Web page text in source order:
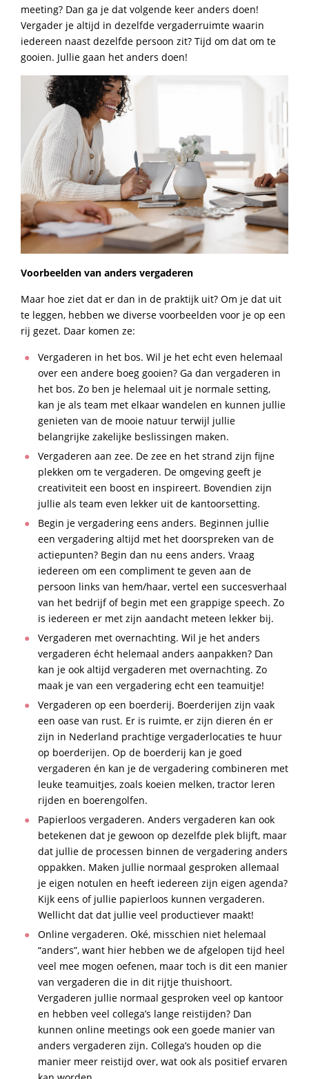
meeting? Dan ga je dat volgende keer anders doen!
Vergader je altijd in dezelfde vergaderruimte waarin
iedereen naast dezelfde persoon zit? Tijd om dat om te
gooien. Jullie gaan het anders doen!
Voorbeelden van anders vergaderen
Maar hoe ziet dat er dan in de praktijk uit? Om je dat uit
te leggen, hebben we diverse voorbeelden voor je op een
rij gezet. Daar komen ze:
Vergaderen in het bos. Wil je het echt even helemaal
over een andere boeg gooien? Ga dan vergaderen in
het bos. Zo ben je helemaal uit je normale setting,
kan je als team met elkaar wandelen en kunnen jullie
genieten van de mooie natuur terwijl jullie
belangrijke zakelijke beslissingen maken.
Vergaderen aan zee. De zee en het strand zijn fijne
plekken om te vergaderen. De omgeving geeft je
creativiteit een boost en inspireert. Bovendien zijn
jullie als team even lekker uit de kantoorsetting.
Begin je vergadering eens anders. Beginnen jullie
een vergadering altijd met het doorspreken van de
actiepunten? Begin dan nu eens anders. Vraag
iedereen om een compliment te geven aan de
persoon links van hem/haar, vertel een succesverhaal
van het bedrijf of begin met een grappige speech. Zo
is iedereen er met zijn aandacht meteen lekker bij.
Vergaderen met overnachting. Wil je het anders
vergaderen écht helemaal anders aanpakken? Dan
kan je ook altijd vergaderen met overnachting. Zo
maak je van een vergadering echt een teamuitje!
Vergaderen op een boerderij. Boerderijen zijn vaak
een oase van rust. Er is ruimte, er zijn dieren én er
zijn in Nederland prachtige vergaderlocaties te huur
op boerderijen. Op de boerderij kan je goed
vergaderen én kan je de vergadering combineren met
leuke teamuitjes, zoals koeien melken, tractor leren
rijden en boerengolfen.
Papierloos vergaderen. Anders vergaderen kan ook
betekenen dat je gewoon op dezelfde plek blijft, maar
dat jullie de processen binnen de vergadering anders
oppakken. Maken jullie normaal gesproken allemaal
je eigen notulen en heeft iedereen zijn eigen agenda?
Kijk eens of jullie papierloos kunnen vergaderen.
Wellicht dat dat jullie veel productiever maakt!
Online vergaderen. Oké, misschien niet helemaal
“anders”, want hier hebben we de afgelopen tijd heel
veel mee mogen oefenen, maar toch is dit een manier
van vergaderen die in dit rijtje thuishoort.
Vergaderen jullie normaal gesproken veel op kantoor
en hebben veel collega’s lange reistijden? Dan
kunnen online meetings ook een goede manier van
anders vergaderen zijn. Collega’s houden op die
manier meer reistijd over, wat ook als positief ervaren